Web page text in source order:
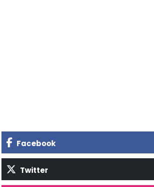
Facebook
Twitter